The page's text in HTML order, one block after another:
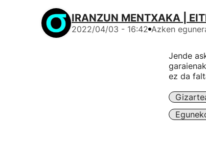
IRANZUN MENTXAKA |
2022/04/03 - 16:42 Azken
Jende
ez da